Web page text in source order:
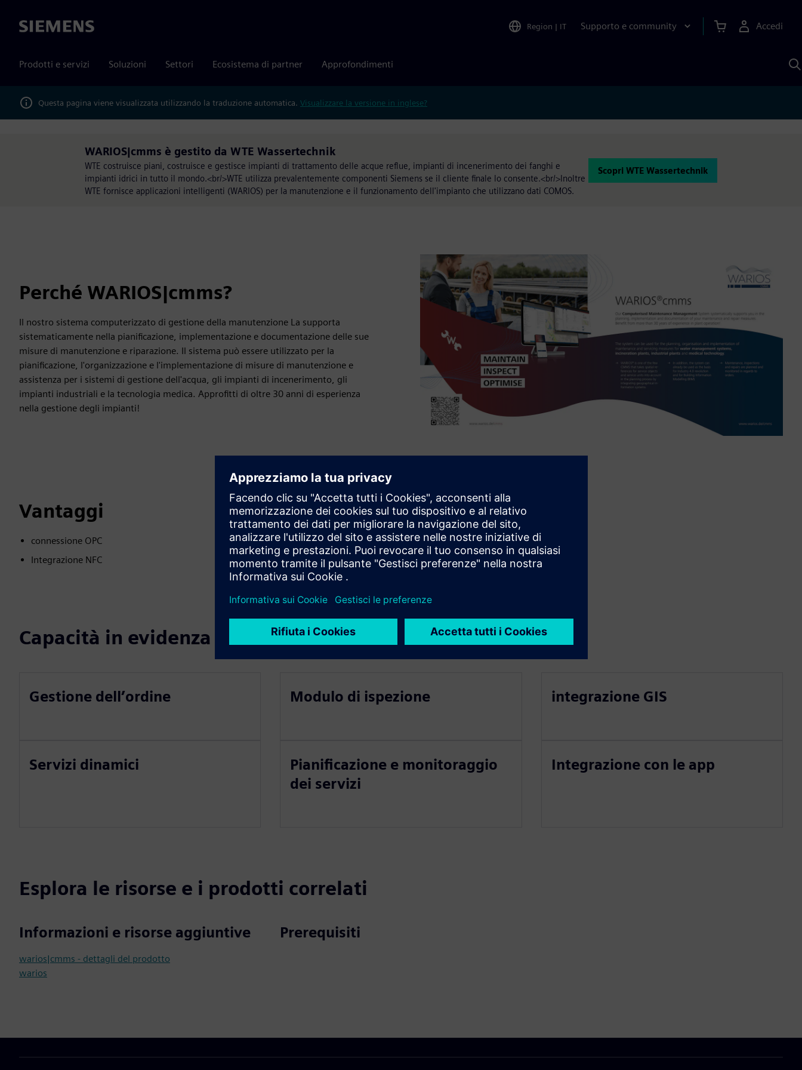
Siemens Region | IT Supporto e community Accedi
Prodotti e servizi Soluzioni Settori Ecosistema di partner Approfondimenti
Questa pagina viene visualizzata utilizzando la traduzione automatica. Visualizzare la versione in inglese?
WARIOS|cmms è gestito da WTE Wassertechnik
WTE costruisce piani, costruisce e gestisce impianti di trattamento delle acque reflue, impianti di incenerimento dei fanghi e
impianti idrici in tutto il mondo.<br/>WTE utilizza prevalentemente componenti Siemens se il cliente finale lo consente.<br/>Inoltre
WTE fornisce applicazioni intelligenti (WARIOS) per la manutenzione e il funzionamento dell'impianto che utilizzano dati COMOS.
Scopri WTE Wassertechnik
Perché WARIOS|cmms?
Il nostro sistema computerizzato di gestione della manutenzione La supporta
sistematicamente nella pianificazione, implementazione e documentazione delle sue
misure di manutenzione e riparazione. Il sistema può essere utilizzato per la
pianificazione, l'organizzazione e l'implementazione di misure di manutenzione e
assistenza per i sistemi di gestione dell'acqua, gli impianti di incenerimento, gli
impianti industriali e la tecnologia medica. Approfitti di oltre 30 anni di esperienza
nella gestione degli impianti!
Vantaggi
connessione OPC
Integrazione NFC
Capacità in evidenza
Gestione dell’ordine Modulo di ispezione integrazione GIS
Servizi dinamici
Pianificazione e monitoraggio
dei servizi
Integrazione con le app
Esplora le risorse e i prodotti correlati
Informazioni e risorse aggiuntive
warios|cmms - dettagli del prodotto
warios
Prerequisiti